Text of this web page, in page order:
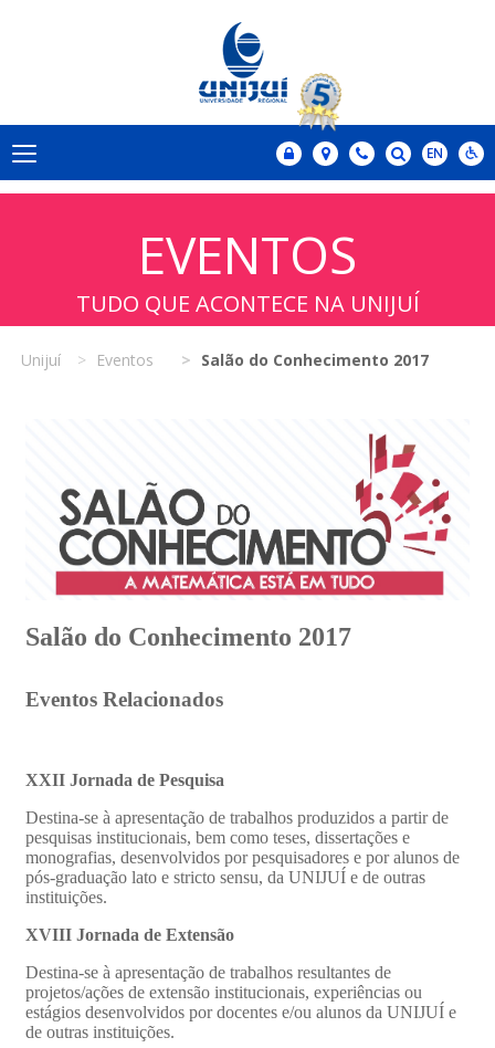
EVENTOS
TUDO QUE ACONTECE NA UNIJUÍ
Unijuí Eventos Salão do Conhecimento 2017